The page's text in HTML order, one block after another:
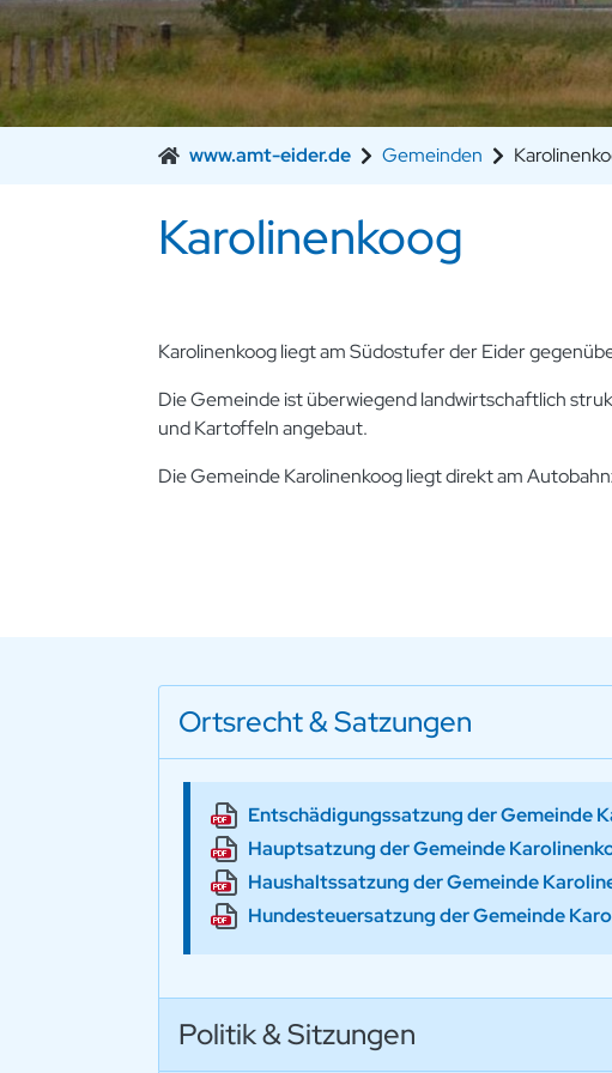
www.amt-eider.de Gemeinden
Karolinenkoog
Karolinenkoog liegt am Südostufer der Eider
Die Gemeinde ist überwiegend landwirtschaftlich
und Kartoffeln angebaut.
Die Gemeinde Karolinenkoog liegt direkt am
Ortsrecht & Satzungen
Entschädigungssatzung der Gemeinde
Hauptsatzung der Gemeinde
Haushaltssatzung der Gemeinde
Hundesteuersatzung der Gemeinde
Politik & Sitzungen